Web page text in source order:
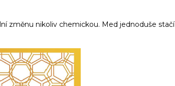
změnu nikoliv chemickou. Med jednoduše stačí